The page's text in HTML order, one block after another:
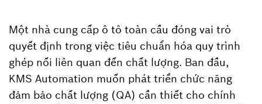
Một nhà cung cấp ô tô toàn cầu đóng vai trò
quyết định trong việc tiêu chuẩn hóa quy trình
ghép nối liên quan đến chất lượng. Ban đầu,
KMS Automation muốn phát triển chức năng
đảm bảo chất lượng (QA) cần thiết cho chính